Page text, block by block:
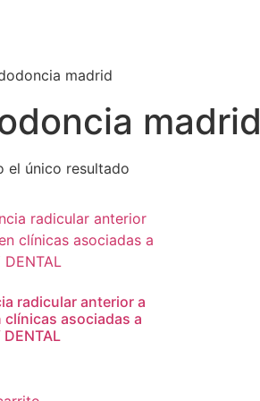
madrid
madrid
el único resultado
radicular anterior a
clínicas asociadas a
DENTAL